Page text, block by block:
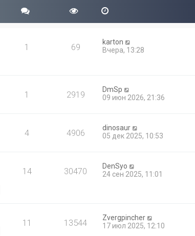
ю
с
б
щ
ю
1 69
karton
Вчера, 13:28
1 2919
DmSp
09 июн 2026, 21:36
4 4906
dinosaur
05 дек 2025, 10:53
14 30470
DenSyo
24 сен 2025, 11:01
11 13544
Zvergpincher
17 июл 2025, 12:10